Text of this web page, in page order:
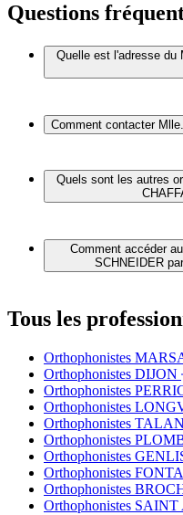
Questions
Quelle est l'adresse du
rue des Pétignys
Comment contacter
SCHNEIDER par
Quels sont les autres
Mlle. Claire
Mme Catherine
Mme Justine
Comment accéder
SCHNEIDER
situé à proximité des
Bus -
Bus -
Tram -
Tram - Le
Tous les
Orthophonistes
Orthophonistes DIJON
Orthophonistes
Orthophonistes
Orthophonistes
Orthophonistes
Orthophonistes
Orthophonistes
Orthophonistes
Orthophonistes